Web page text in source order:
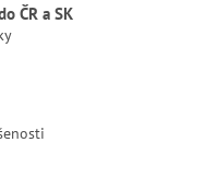
ČR a SK